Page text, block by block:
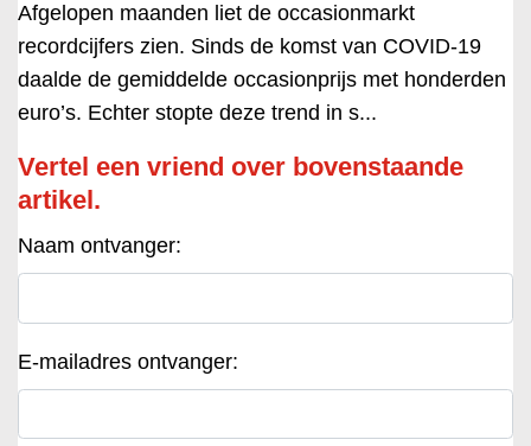
Afgelopen maanden liet de occasionmarkt
recordcijfers zien. Sinds de komst van COVID-19
daalde de gemiddelde occasionprijs met honderden
euro’s. Echter stopte deze trend in s...
Vertel een vriend over bovenstaande
artikel.
Naam ontvanger:
E-mailadres ontvanger: